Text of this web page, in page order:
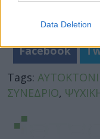
Data Deletion
Facebook
Tags:
ΣΥΝΕΔΡΙΟ,